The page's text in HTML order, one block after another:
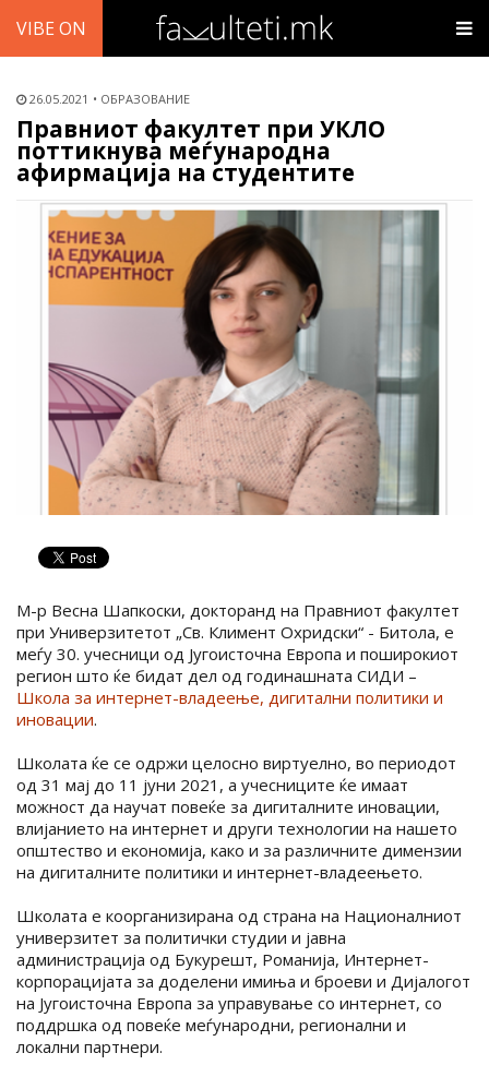
VIBE ON
26.05.2021 ОБРАЗОВАНИЕ
Правниот факултет при УКЛО
поттикнува меѓународна
афирмација на студентите
М-р Весна Шапкоски, докторанд на Правниот факултет
при Универзитетот „Св. Климент Охридски“ - Битола, е
меѓу 30. учесници од Југоисточна Европа и поширокиот
регион што ќе бидат дел од годинашната СИДИ –
Школа за интернет-владеење, дигитални политики и
иновации.
Школата ќе се одржи целосно виртуелно, во периодот
од 31 мај до 11 јуни 2021, а учесниците ќе имаат
можност да научат повеќе за дигиталните иновации,
влијанието на интернет и други технологии на нашето
општество и економија, како и за различните димензии
на дигиталните политики и интернет-владеењето.
Школата е коорганизирана од страна на Националниот
универзитет за политички студии и јавна
администрација од Букурешт, Романија, Интернет-
корпорацијата за доделени имиња и броеви и Дијалогот
на Југоисточна Европа за управување со интернет, со
поддршка од повеќе меѓународни, регионални и
локални партнери.